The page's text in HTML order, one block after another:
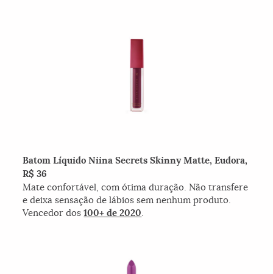
Batom Líquido Niina Secrets Skinny Matte, Eudora,
R$ 36
Mate confortável, com ótima duração. Não transfere
e deixa sensação de lábios sem nenhum produto.
Vencedor dos100+ de 2020